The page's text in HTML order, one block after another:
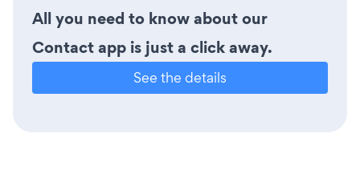
All you need to know about our
Contact app is just a click away.
See the details